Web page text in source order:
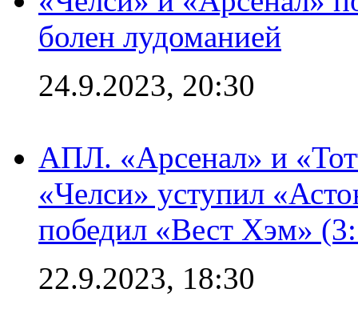
болен лудоманией
24.9.2023, 20:30
АПЛ. «Арсенал» и
«Челси» уступил
победил «Вест Хэм»
22.9.2023, 18:30